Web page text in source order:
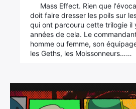
Mass Effect. Rien que
doit faire dresser les poils sur
qui ont parcouru cette trilogie il
années de cela. Le
homme ou femme, son
les Geths, les Moissonneurs……